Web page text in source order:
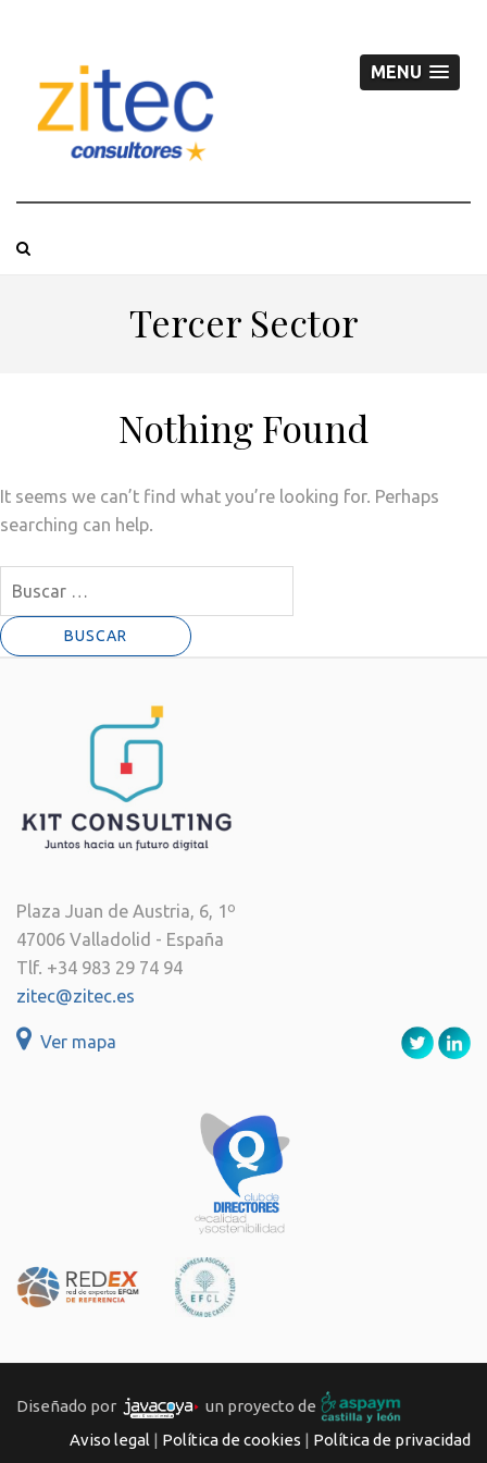
MENU
Tercer Sector
Nothing Found
It seems we can’t find what you’re looking for. Perhaps
searching can help.
Plaza Juan de Austria, 6, 1º
47006 Valladolid - España
Tlf. +34 983 29 74 94
zitec@zitec.es
Ver mapa
Diseñado por
un proyecto de
Aviso legal | Política de cookies | Política de privacidad